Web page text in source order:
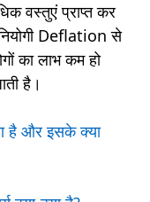
वस्तुएं प्राप्त कर
Deflation से
का लाभ कम हो
है।
है और इसके क्या